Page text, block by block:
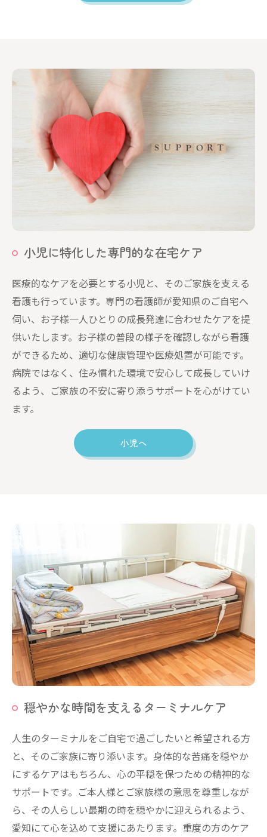
小児に特化した専門的な在宅ケア
医療的なケアを必要とする小児と、そのご家族を支える
看護も行っています。専門の看護師が愛知県のご自宅へ
伺い、お子様一人ひとりの成長発達に合わせたケアを提
供いたします。お子様の普段の様子を確認しながら看護
ができるため、適切な健康管理や医療処置が可能です。
病院ではなく、住み慣れた環境で安心して成長していけ
るよう、ご家族の不安に寄り添うサポートを心がけてい
ます。
小児へ
穏やかな時間を支えるターミナルケア
人生のターミナルをご自宅で過ごしたいと希望される方
と、そのご家族に寄り添います。身体的な苦痛を穏やか
にするケアはもちろん、心の平穏を保つための精神的な
サポートです。ご本人様とご家族様の意思を尊重しなが
ら、その人らしい最期の時を穏やかに迎えられるよう、
愛知にて心を込めて支援にあたります。重度の方のケア